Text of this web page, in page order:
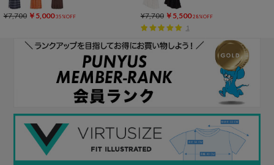
¥7,700 ￥5,000 35%OFF ¥7,700 ￥5,500 28%OFF
1